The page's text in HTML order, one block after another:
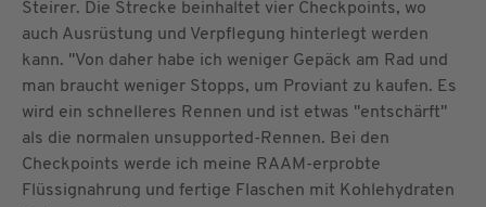
Steirer. Die Strecke beinhaltet vier Checkpoints, wo
auch Ausrüstung und Verpflegung hinterlegt werden
kann. "Von daher habe ich weniger Gepäck am Rad und
man braucht weniger Stopps, um Proviant zu kaufen. Es
wird ein schnelleres Rennen und ist etwas "entschärft"
als die normalen unsupported-Rennen. Bei den
Checkpoints werde ich meine RAAM-erprobte
Flüssignahrung und fertige Flaschen mit Kohlehydraten